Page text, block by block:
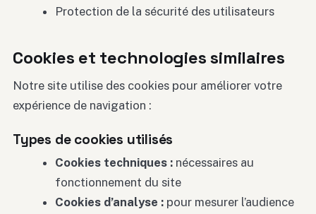
Protection de la sécurité des utilisateurs
Cookies et technologies similaires
Notre site utilise des cookies pour améliorer votre
expérience de navigation :
Types de cookies utilisés
Cookies techniques :nécessaires au
fonctionnement du site
Cookies d’analyse :pour mesurer l’audience